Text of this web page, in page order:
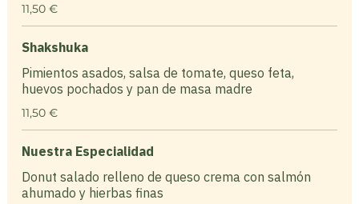
11,50 €
Shakshuka
Pimientos asados, salsa de tomate, queso feta,
huevos pochados y pan de masa madre
11,50 €
Nuestra Especialidad
Donut salado relleno de queso crema con salmón
ahumado y hierbas finas